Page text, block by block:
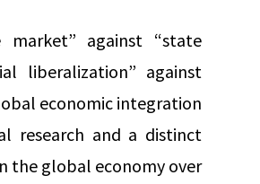
market” against “state
liberalization” against
economic integration
research and a distinct
the global economy over